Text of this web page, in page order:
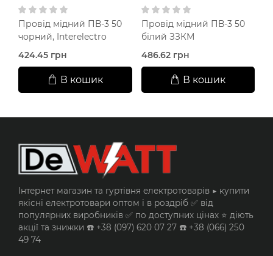
Провід мідний ПВ-3 50
чорний, Interelectro
424.45 грн
В кошик
Провід мідний ПВ-3 50
білий ЗЗКМ
486.62 грн
В кошик
Інтернет магазин та гуртівня електротоварів ▶️ купити
якісні електротовари оптом і в роздріб ✅ від
популярних виробників ✅ по доступних цінах ⭐ діють
акції та знижки ☎️ +38 (097) 620 07 27 ☎️ +38 (066) 250
49 74